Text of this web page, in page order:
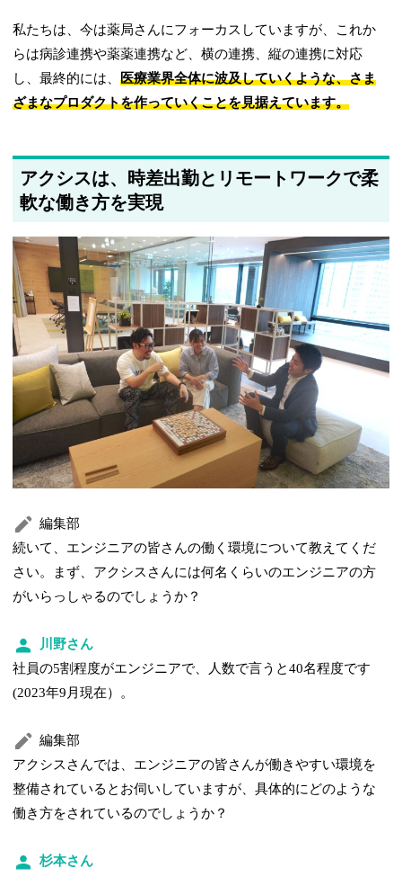
私たちは、今は薬局さんにフォーカスしていますが、これか
らは病診連携や薬薬連携など、横の連携、縦の連携に対応
し、最終的には、医療業界全体に波及していくような、さま
ざまなプロダクトを作っていくことを見据えています。
アクシスは、時差出勤とリモートワークで柔
軟な働き方を実現
編集部
続いて、エンジニアの皆さんの働く環境について教えてくだ
さい。まず、アクシスさんには何名くらいのエンジニアの方
がいらっしゃるのでしょうか？
川野さん
社員の5割程度がエンジニアで、人数で言うと40名程度です
(2023年9月現在）。
編集部
アクシスさんでは、エンジニアの皆さんが働きやすい環境を
整備されているとお伺いしていますが、具体的にどのような
働き方をされているのでしょうか？
杉本さん